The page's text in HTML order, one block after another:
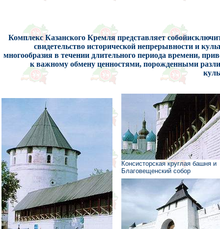
Комплекс Казанского Кремля представляет
свидетельство исторической непрерывности и
многообразия в течении длительного периода времени,
к важному обмену ценностями, порожденными
Консисторская круглая башня и
Благовещенский собор